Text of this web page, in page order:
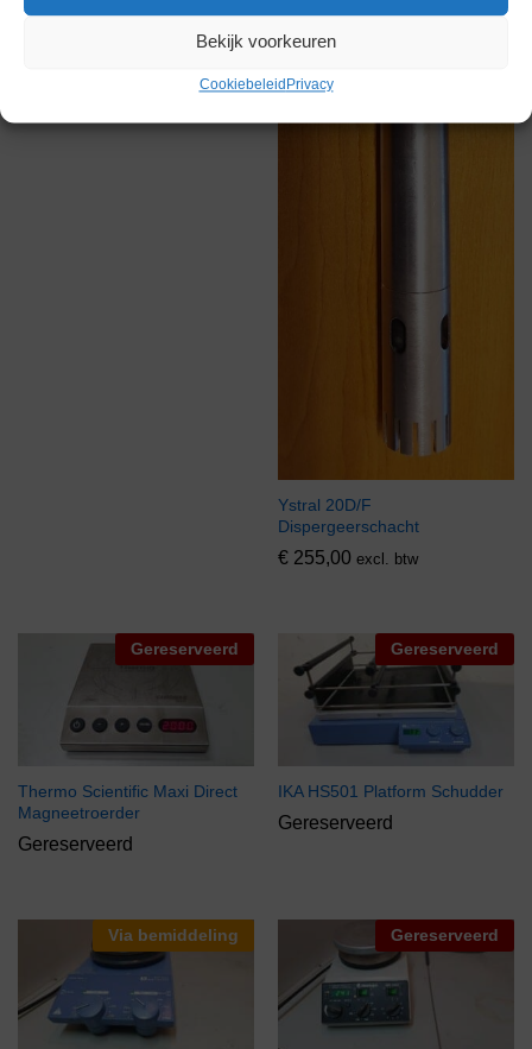
Bekijk voorkeuren
Cookiebeleid Privacy
Ystral 20D/F
Dispergeerschacht
€ 255,00 excl. btw
Gereserveerd
Thermo Scientific Maxi Direct
Magneetroerder
Gereserveerd
Gereserveerd
IKA HS501 Platform Schudder
Gereserveerd
Via bemiddeling Gereserveerd